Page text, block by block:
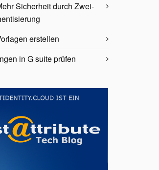
Sicherheit durch Zwei-
erstellen
in G suite prüfen